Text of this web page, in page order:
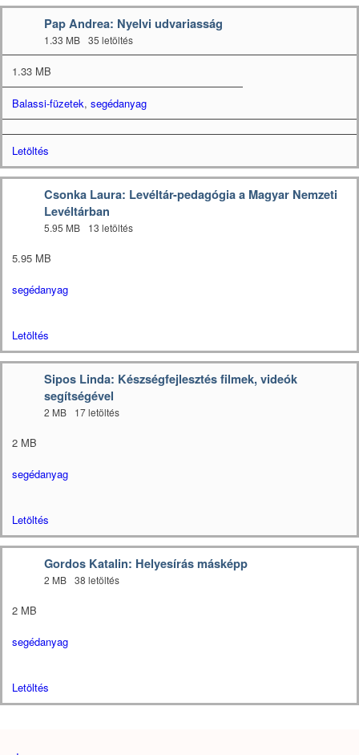
Pap Andrea: Nyelvi udvariasság
1.33 MB 35 letöltés
1.33 MB
Balassi-füzetek, segédanyag
Letöltés
Csonka Laura: Levéltár-pedagógia a Magyar Nemzeti
Levéltárban
5.95 MB 13 letöltés
5.95 MB
segédanyag
Letöltés
Sipos Linda: Készségfejlesztés filmek, videók
segítségével
2 MB 17 letöltés
2 MB
segédanyag
Letöltés
Gordos Katalin: Helyesírás másképp
2 MB 38 letöltés
2 MB
segédanyag
Letöltés